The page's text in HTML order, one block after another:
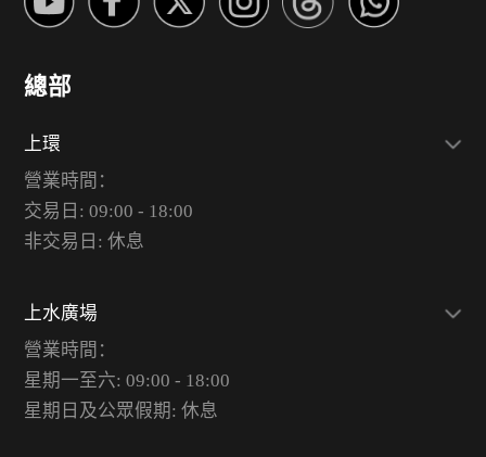
總部
上環
營業時間：
交易日: 09:00 - 18:00
非交易日: 休息
上水廣場
營業時間：
星期一至六: 09:00 - 18:00
星期日及公眾假期: 休息